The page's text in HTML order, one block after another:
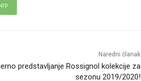
Naredni članak
predstavljanje Rossignol kolekcije za
sezonu 2019/2020!